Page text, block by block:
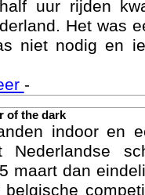
en
uur rijden
Het was
niet nodig en
-
of the dark
indoor en
Nederlandse
maart dan